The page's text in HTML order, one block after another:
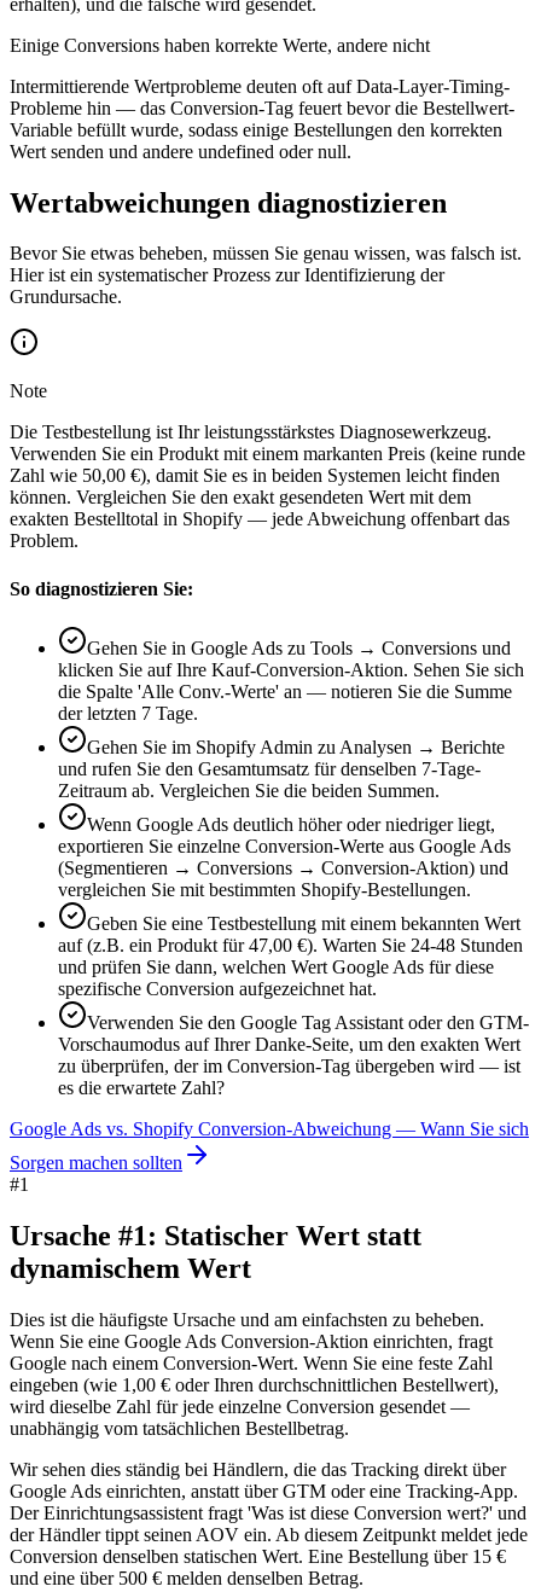
Einige Conversions haben korrekte Werte, andere nicht
Intermittierende Wertprobleme deuten oft auf Data-Layer-Timing-
Probleme hin — das Conversion-Tag feuert bevor die Bestellwert-
Variable befüllt wurde, sodass einige Bestellungen den korrekten
Wert senden und andere undefined oder null.
Wertabweichungen diagnostizieren
Bevor Sie etwas beheben, müssen Sie genau wissen, was falsch ist.
Hier ist ein systematischer Prozess zur Identifizierung der
Grundursache.
Note
Die Testbestellung ist Ihr leistungsstärkstes Diagnosewerkzeug.
Verwenden Sie ein Produkt mit einem markanten Preis (keine runde
Zahl wie 50,00 €), damit Sie es in beiden Systemen leicht finden
können. Vergleichen Sie den exakt gesendeten Wert mit dem
exakten Bestelltotal in Shopify — jede Abweichung offenbart das
Problem.
So diagnostizieren Sie:
Gehen Sie in Google Ads zu Tools → Conversions und
klicken Sie auf Ihre Kauf-Conversion-Aktion. Sehen Sie sich
die Spalte 'Alle Conv.-Werte' an — notieren Sie die Summe
der letzten 7 Tage.
Gehen Sie im Shopify Admin zu Analysen → Berichte
und rufen Sie den Gesamtumsatz für denselben 7-Tage-
Zeitraum ab. Vergleichen Sie die beiden Summen.
Wenn Google Ads deutlich höher oder niedriger liegt,
exportieren Sie einzelne Conversion-Werte aus Google Ads
(Segmentieren → Conversions → Conversion-Aktion) und
vergleichen Sie mit bestimmten Shopify-Bestellungen.
Geben Sie eine Testbestellung mit einem bekannten Wert
auf (z.B. ein Produkt für 47,00 €). Warten Sie 24-48 Stunden
und prüfen Sie dann, welchen Wert Google Ads für diese
spezifische Conversion aufgezeichnet hat.
Verwenden Sie den Google Tag Assistant oder den GTM-
Vorschaumodus auf Ihrer Danke-Seite, um den exakten Wert
zu überprüfen, der im Conversion-Tag übergeben wird — ist
es die erwartete Zahl?
Google Ads vs. Shopify Conversion-Abweichung — Wann Sie sich
Sorgen machen sollten
#1
Ursache #1: Statischer Wert statt
dynamischem Wert
Dies ist die häufigste Ursache und am einfachsten zu beheben.
Wenn Sie eine Google Ads Conversion-Aktion einrichten, fragt
Google nach einem Conversion-Wert. Wenn Sie eine feste Zahl
eingeben (wie 1,00 € oder Ihren durchschnittlichen Bestellwert),
wird dieselbe Zahl für jede einzelne Conversion gesendet —
unabhängig vom tatsächlichen Bestellbetrag.
Wir sehen dies ständig bei Händlern, die das Tracking direkt über
Google Ads einrichten, anstatt über GTM oder eine Tracking-App.
Der Einrichtungsassistent fragt 'Was ist diese Conversion wert?' und
der Händler tippt seinen AOV ein. Ab diesem Zeitpunkt meldet jede
Conversion denselben statischen Wert. Eine Bestellung über 15 €
und eine über 500 € melden denselben Betrag.